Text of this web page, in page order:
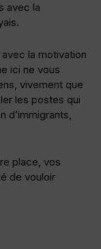
avec la
la motivation
ici ne vous
vivement que
les postes qui
d’immigrants,
place, vos
de vouloir